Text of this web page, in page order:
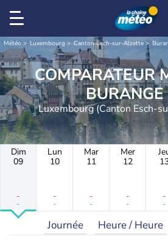
Météo Luxembourg Canton Esch-sur-Alzette
COMPARATEUR
BURANGE
Luxembourg (Canton Esch-
Dim
09
-
-
Lun
10
-
-
Mar
11
-
-
Mer
12
-
-
-
-
Journée Heure / Heure